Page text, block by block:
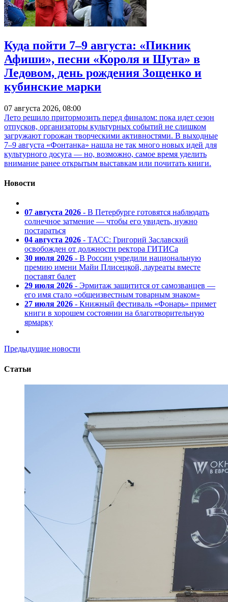
Куда пойти 7–9 августа: «Пикник
Афиши», песни «Короля и Шута» в
Ледовом, день рождения Зощенко и
кубинские марки
07 августа 2026, 08:00
Лето решило притормозить перед финалом: пока идет сезон
отпусков, организаторы культурных событий не слишком
загружают горожан творческими активностями. В выходные
7–9 августа «Фонтанка» нашла не так много новых идей для
культурного досуга — но, возможно, самое время уделить
внимание ранее открытым выставкам или почитать книги.
Новости
07 августа 2026 - В Петербурге готовятся наблюдать
солнечное затмение — чтобы его увидеть, нужно
постараться
04 августа 2026 - ТАСС: Григорий Заславский
освобожден от должности ректора ГИТИСа
30 июля 2026 - В России учредили национальную
премию имени Майи Плисецкой, лауреаты вместе
поставят балет
29 июля 2026 - Эрмитаж защитится от самозванцев —
его имя стало «общеизвестным товарным знаком»
27 июля 2026 - Книжный фестиваль «Фонарь» примет
книги в хорошем состоянии на благотворительную
ярмарку
Предыдущие новости
Статьи